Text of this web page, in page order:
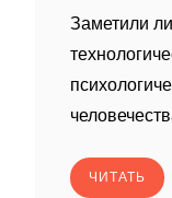
Заметили
ЧИТАТЬ